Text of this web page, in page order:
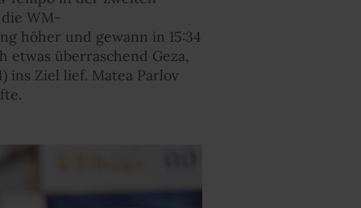
WM-
höher und gewann in 15:34
überraschend Geza,
ins Ziel lief. Matea Parlov